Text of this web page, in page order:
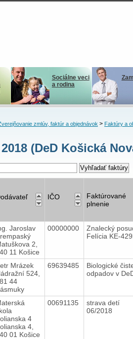
Sociálne veci
a rodina
zmlúv, faktúr a objednávok> Faktúry a
(DeD Košická
IČO
Faktúrované
plnenie
Jaroslav
2,
11 Košice
00000000
Znalecký
Felícia KE-
Mrázek
524,
44
69639485
Biologické
odpadov v
4
4,
01 Košice
00691135
strava detí
06/2018